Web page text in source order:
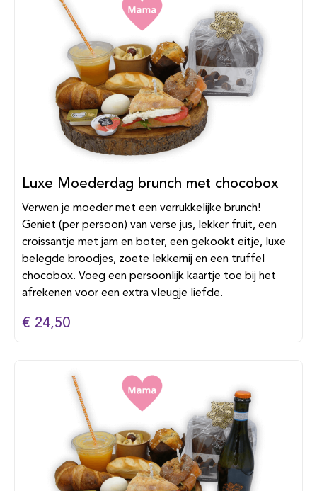
Luxe Moederdag brunch met chocobox
Verwen je moeder met een verrukkelijke brunch!
Geniet (per persoon) van verse jus, lekker fruit, een
croissantje met jam en boter, een gekookt eitje, luxe
belegde broodjes, zoete lekkernij en een truffel
chocobox. Voeg een persoonlijk kaartje toe bij het
afrekenen voor een extra vleugje liefde.
€ 24,50